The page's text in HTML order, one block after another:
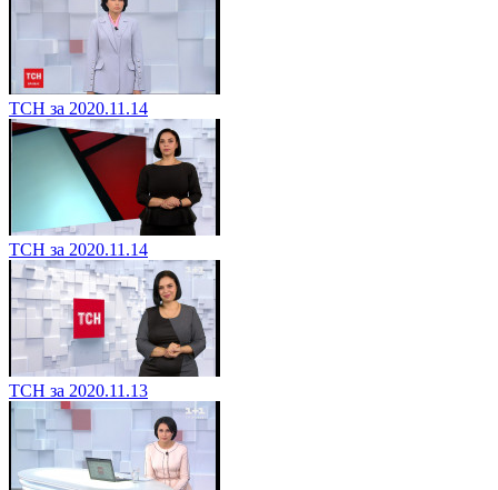
ТСН за 2020.11.14
ТСН за 2020.11.14
ТСН за 2020.11.13